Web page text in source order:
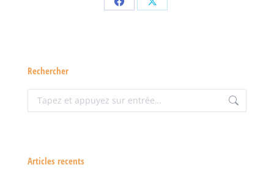
PartagerPartager
Rechercher
Recherche
Articles recents